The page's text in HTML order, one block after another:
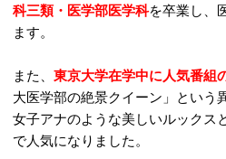
科三類・医学部医学科を卒業し、
ます。
また、 東京大学在学中に人気番組
大医学部の絶景クイーン」という
女子アナのような美しいルックス
で人気になりました。